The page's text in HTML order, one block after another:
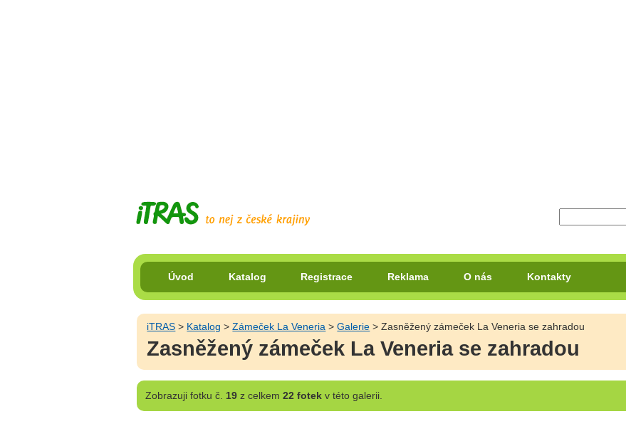
Úvod Katalog Registrace Reklama O nás Kontakty
iTRAS > Katalog >Zámeček La Veneria >Galerie > Zasněžený zámeček La Veneria se zahradou
Zasněžený zámeček La Veneria se zahradou
Zobrazujifotku č. 19z celkem 22 fotekv této galerii.